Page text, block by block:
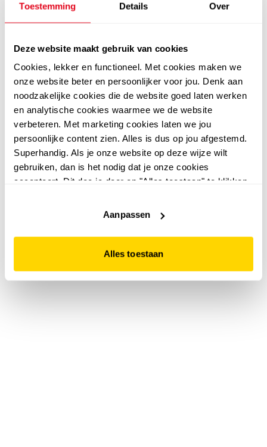
Toestemming Details Over
Deze website maakt gebruik van cookies
Cookies, lekker en functioneel. Met cookies maken we
onze website beter en persoonlijker voor jou. Denk aan
noodzakelijke cookies die de website goed laten werken
en analytische cookies waarmee we de website
verbeteren. Met marketing cookies laten we jou
persoonlijke content zien. Alles is dus op jou afgestemd.
Superhandig. Als je onze website op deze wijze wilt
gebruiken, dan is het nodig dat je onze cookies
accepteert. Dit doe je door op "Alles toestaan" te klikken.
website niet optimaal functioneert.
Aanpassen
Alles toestaan